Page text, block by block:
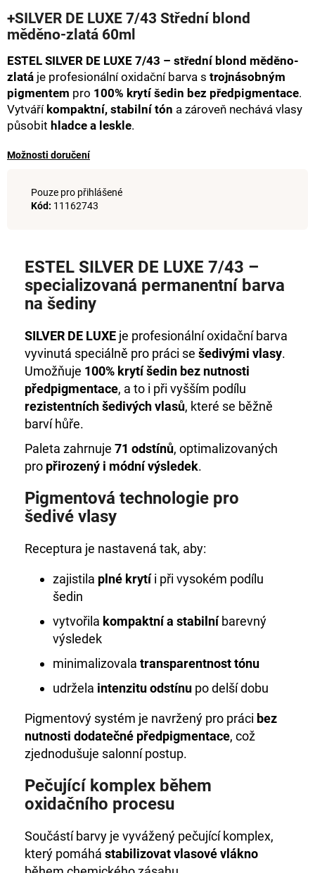
produktu
je
z
5
hvězdiček.
+SILVER DE LUXE 7/43 Střední blond
měděno-zlatá 60ml
ESTEL SILVER DE LUXE 7/43 – střední blond měděno-
zlatá je profesionální oxidační barva s trojnásobným
pigmentem pro 100% krytí šedin bez předpigmentace.
Vytváří kompaktní, stabilní tón a zároveň nechává vlasy
působit hladce a leskle.
Možnosti doručení
Pouze pro přihlášené
Kód: 11162743
ESTEL SILVER DE LUXE 7/43 –
specializovaná permanentní barva
na šediny
SILVER DE LUXE je profesionální oxidační barva
vyvinutá speciálně pro práci se šedivými vlasy.
Umožňuje 100% krytí šedin bez nutnosti
předpigmentace, a to i při vyšším podílu
rezistentních šedivých vlasů, které se běžně
barví hůře.
Paleta zahrnuje 71 odstínů, optimalizovaných
pro přirozený i módní výsledek.
Pigmentová technologie pro
šedivé vlasy
Receptura je nastavená tak, aby:
zajistila plné krytíi při vysokém podílu
šedin
vytvořila kompaktní a stabilníbarevný
výsledek
minimalizovala transparentnost tónu
udržela intenzitu odstínu po delší dobu
Pigmentový systém je navržený pro práci bez
nutnosti dodatečné předpigmentace, což
zjednodušuje salonní postup.
Pečující komplex během
oxidačního procesu
Součástí barvy je vyvážený pečující komplex,
který pomáhá stabilizovat vlasové vlákno
a
j
í
t
?
m
LUXURY
HYDROBALANCE
DVOUFÁZOVÝ-
SPREJ
810